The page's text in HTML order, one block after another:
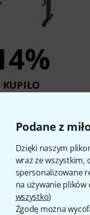
Podane z
Dzięki naszym
wraz ze wszystkim,
spersonalizowane
na używanie plików
wszystko)
Zgodę można
KUPIŁO
1 190 zł